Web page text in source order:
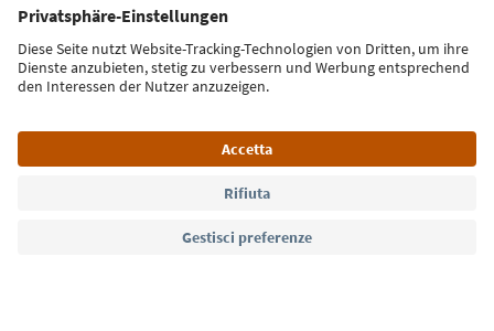
Iscriviti alla newsletter